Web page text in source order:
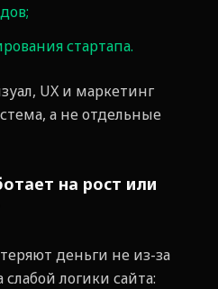
стартапа.
UX и маркетинг
а не отдельные
на рост или
деньги не из-за
логики сайта: